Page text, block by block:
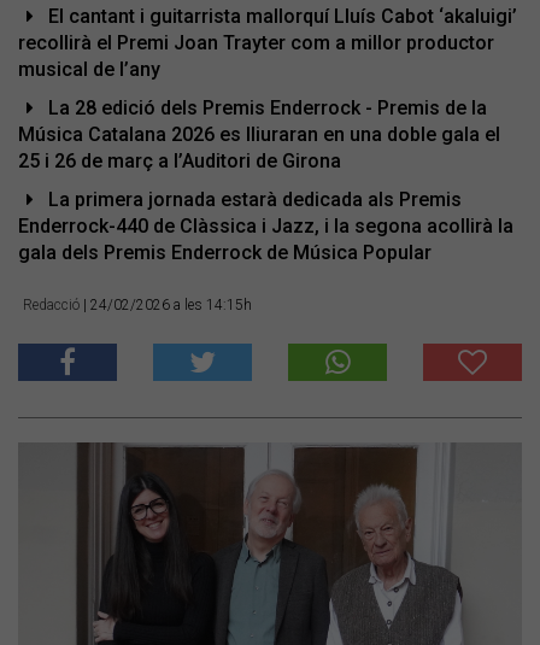
El cantant i guitarrista mallorquí Lluís Cabot ‘akaluigi’
recollirà el Premi Joan Trayter com a millor productor
musical de l’any
La 28 edició dels Premis Enderrock - Premis de la
Música Catalana 2026 es lliuraran en una doble gala el
25 i 26 de març a l’Auditori de Girona
La primera jornada estarà dedicada als Premis
Enderrock-440 de Clàssica i Jazz, i la segona acollirà la
gala dels Premis Enderrock de Música Popular
Redacció | 24/02/2026 a les 14:15h